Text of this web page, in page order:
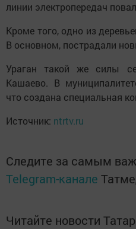
линии электропередач
Кроме того, одно из
В основном, пострадали
Ураган такой же силы
Кашаево. В
что создана специальная
Источник: ntrtv.ru
Следите за самым
Telegram-канале
Читайте новости